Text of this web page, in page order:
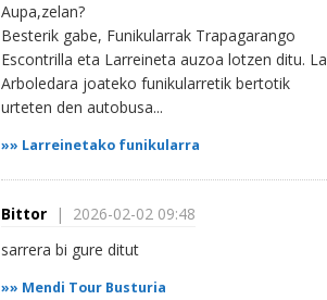
Aupa,zelan?
Besterik gabe, Funikularrak Trapagarango
Escontrilla eta Larreineta auzoa lotzen ditu. La
Arboledara joateko funikularretik bertotik
urteten den autobusa...
»» Larreinetako funikularra
Bittor | 2026-02-02 09:48
sarrera bi gure ditut
»» Mendi Tour Busturia